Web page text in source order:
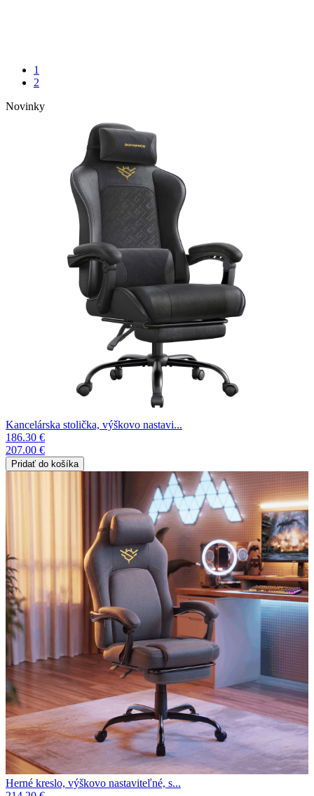
1
2
Novinky
Kancelárska stolička, výškovo nastavi...
186.30 €
207.00 €
Herné kreslo, výškovo nastaviteľné, s...